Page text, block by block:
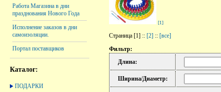
Работа Магазина в дни
празднования Нового Года
Исполнение заказов в дни
самоизоляции.
Портал поставщиков
Каталог:
ПОДАРКИ
[1]
Страница [1] :: [2] :: [все]
Фильтр:
Длина:
Ширина/Диаметр: